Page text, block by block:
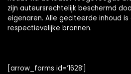
zijn auteursrechtelijk beschermd
eigenaren. Alle geciteerde inhoud
respectievelijke bronnen.
[arrow_forms id=’1628′]